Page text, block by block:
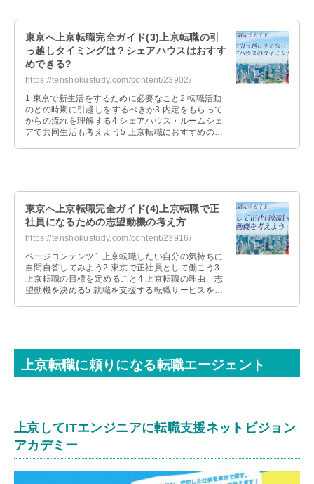
東京へ上京転職完全ガイド(3)上京転職の引
っ越しタイミングは？シェアハウスはおすす
めできる?
https://tenshokustudy.com/content/23902/
1 東京で新生活をするために必要なこと2 転職活動
のどの時期に引越しをするべきか3 内定をもらって
からの流れを理解する4 シェアハウス・ルームシェ
アで共同生活も考えよう5 上京転職におすすめの転
東京へ上京転職完全ガイド(4)上京転職で正
社員になるための志望動機の考え方
https://tenshokustudy.com/content/23916/
ページコンテンツ1 上京転職したい自分の気持ちに
自問自答してみよう2 東京で正社員として働こう3
上京転職の目標を定めること4 上京転職の理由、志
望動機を決める5 就職を支援する転職サービスを利
上京転職に頼りになる転職エージェント
上京してITエンジニアに転職支援ネットビジョン
アカデミー